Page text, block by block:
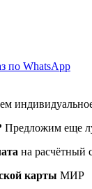
по WhatsApp
Предложим еще
на расчётный
карты МИР